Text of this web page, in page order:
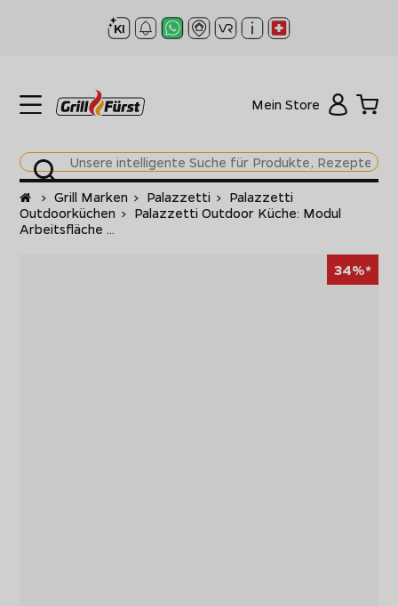
Mein Store
Startseite
> Grill Marken > Palazzetti > Palazzetti
Outdoorküchen > Palazzetti Outdoor Küche: Modul
Arbeitsfläche ...
34%*